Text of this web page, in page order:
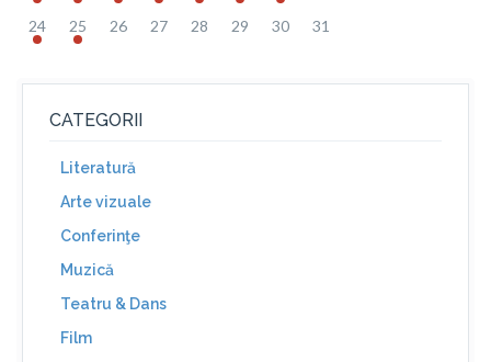
24 25 26 27 28 29 30 31
CATEGORII
Literatură
Arte vizuale
Conferinţe
Muzică
Teatru & Dans
Film